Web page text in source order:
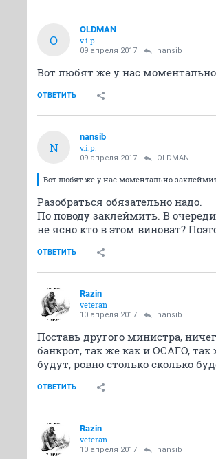
O
OLDMAN
v.i.p.
09 апреля 2017 nansib
Вот любят же у нас
ОТВЕТИТЬ
N
nansib
v.i.p.
09 апреля 2017 OLDMAN
Вот любят же у нас моментально
Разобраться обязательно надо.
По поводу заклеймить. В
не ясно кто в этом виноват?
ОТВЕТИТЬ
Razin
veteran
10 апреля 2017 nansib
Поставь другого министра,
банкрот, так же как и ОСАГО,
будут, ровно столько сколько
ОТВЕТИТЬ
Razin
veteran
10 апреля 2017 nansib